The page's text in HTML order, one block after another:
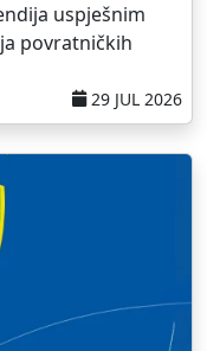
uspješnim
povratničkih
29 JUL 2026